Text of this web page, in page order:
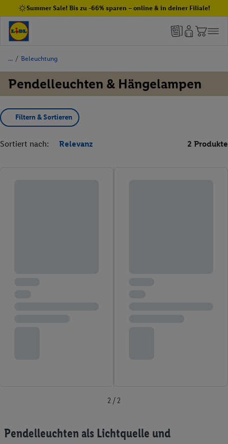
Summer Sale! Bis zu -66% sparen – online & in deiner Filiale!
/ Beleuchtung
Pendelleuchten & Hängelampen
Filtern & Sortieren
Sortiert nach: Relevanz 2 Produkte
2 / 2
Pendelleuchten als Lichtquelle und